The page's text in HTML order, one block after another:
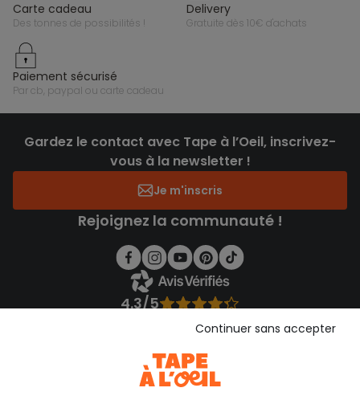
carte cadeau
des tonnes de possibilités !
delivery
gratuite dès 10€ d'achats
paiement sécurisé
par cb, paypal ou carte cadeau
Gardez le contact avec Tape à l’Oeil, inscrivez-
vous à la newsletter !
Je m'inscris
Rejoignez la communauté !
4.3/5
Voir l’attestation de confiance
Téléchargez notre application
Continuer sans accepter